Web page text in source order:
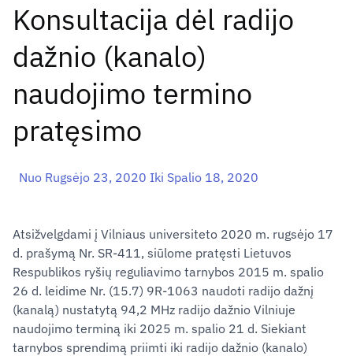
Konsultacija dėl radijo
dažnio (kanalo)
naudojimo termino
pratęsimo
Nuo Rugsėjo 23, 2020 Iki Spalio 18, 2020
Atsižvelgdami į Vilniaus universiteto 2020 m. rugsėjo 17
d. prašymą Nr. SR-411, siūlome pratęsti Lietuvos
Respublikos ryšių reguliavimo tarnybos 2015 m. spalio
26 d. leidime Nr. (15.7) 9R-1063 naudoti radijo dažnį
(kanalą) nustatytą 94,2 MHz radijo dažnio Vilniuje
naudojimo terminą iki 2025 m. spalio 21 d. Siekiant
tarnybos sprendimą priimti iki radijo dažnio (kanalo)